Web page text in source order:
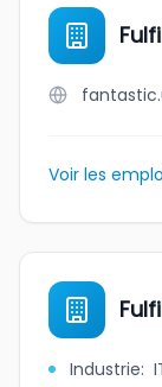
Voir les
Industrie: